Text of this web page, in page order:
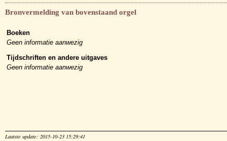
Bronvermelding van bovenstaand orgel
Boeken
Geen informatie aanwezig
Tijdschriften en andere uitgaves
Geen informatie aanwezig
Laatste update: 2015-10-23 15:29:41